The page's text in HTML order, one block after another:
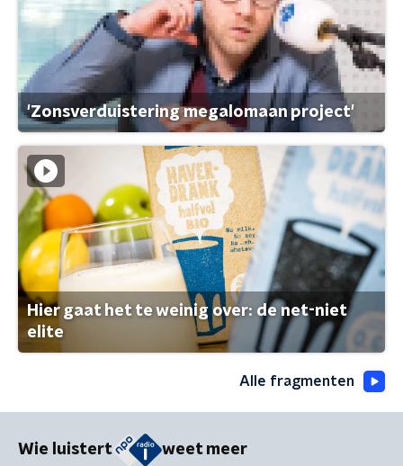
'Zonsverduistering megalomaan project'
Hier gaat het te weinig over: de net-niet
elite
Alle fragmenten
Wie luistert weet meer